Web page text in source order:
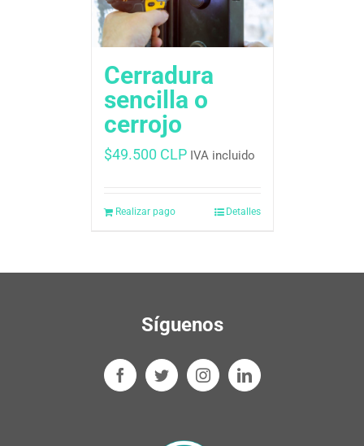
Cerradura
sencilla o
cerrojo
$49.500 CLP IVA incluido
Realizar pago Detalles
Síguenos